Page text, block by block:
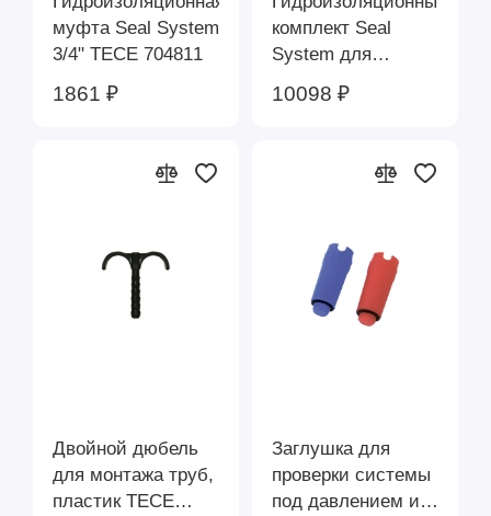
муфта Seal System
3/4" TECE 704811
1861 ₽
комплект Seal
System для
сквозного углового
присоединения
10098 ₽
Двойной дюбель
для монтажа труб,
пластик TECE
Заглушка для
проверки системы
под давлением из